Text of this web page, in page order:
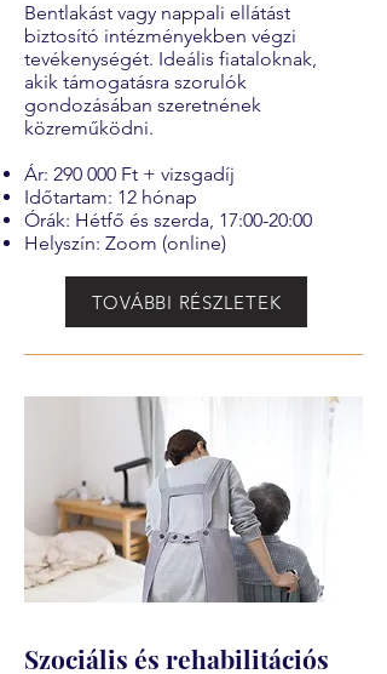
Bentlakást vagy nappali ellátást
biztosító intézményekben végzi
tevékenységét. Ideális fiataloknak,
akik támogatásra szorulók
gondozásában szeretnének
közreműködni.
Ár: 290 000 Ft + vizsgadíj
Időtartam: 12 hónap
Órák: Hétfő és szerda, 17:00-20:00
Helyszín: Zoom (online)
TOVÁBBI RÉSZLETEK
Szociális és rehabilitációs